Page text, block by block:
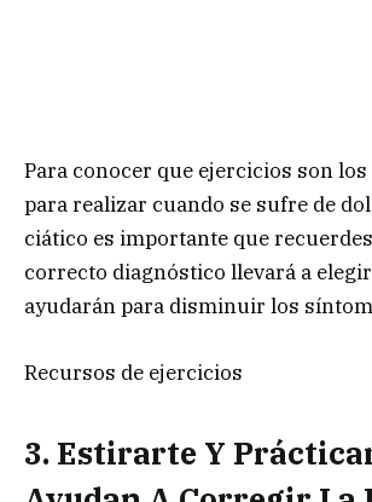
Para conocer que ejercicios son los
para realizar cuando se sufre de
ciático es importante que
correcto diagnóstico llevará a
ayudarán para disminuir los
Recursos de ejercicios
3. Estirarte Y